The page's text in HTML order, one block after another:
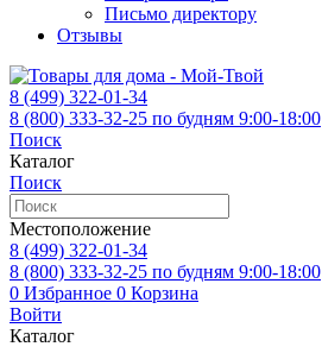
Письмо директору
Отзывы
8 (499) 322-01-34
8 (800) 333-32-25 по будням 9:00-18:00
Поиск
Каталог
Поиск
Местоположение
8 (499) 322-01-34
8 (800) 333-32-25 по будням 9:00-18:00
0 Избранное 0 Корзина
Войти
Каталог